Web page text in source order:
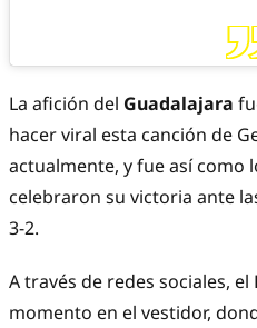
La afición del Guadalajara
hacer viral esta canción de
actualmente, y fue así como
celebraron su victoria ante
3-2.
A través de redes sociales,
momento en el vestidor,